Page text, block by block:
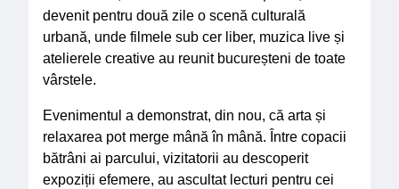
devenit pentru două zile o scenă culturală
urbană, unde filmele sub cer liber, muzica live și
atelierele creative au reunit bucureșteni de toate
vârstele.
Evenimentul a demonstrat, din nou, că arta și
relaxarea pot merge mână în mână. Între copacii
bătrâni ai parcului, vizitatorii au descoperit
expoziții efemere, au ascultat lecturi pentru cei